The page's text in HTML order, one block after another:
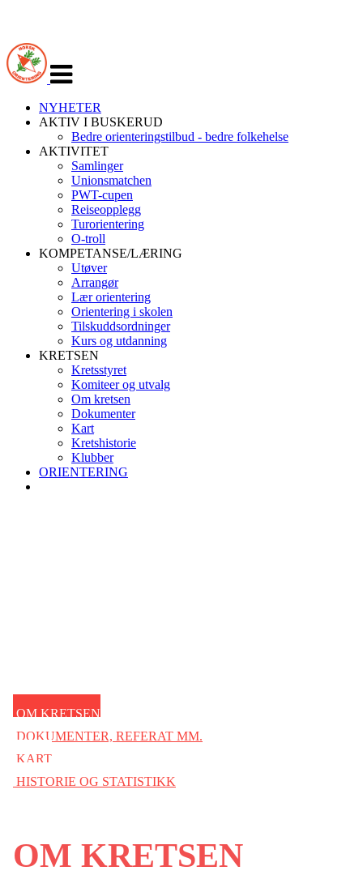
navigasjon
NYHETER
AKTIV I BUSKERUD
Bedre orienteringstilbud - bedre folkehelse
AKTIVITET
Samlinger
Unionsmatchen
PWT-cupen
Reiseopplegg
Turorientering
O-troll
KOMPETANSE/LÆRING
Utøver
Arrangør
Lær orientering
Orientering i skolen
Tilskuddsordninger
Kurs og utdanning
KRETSEN
Kretsstyret
Komiteer og utvalg
Om kretsen
Dokumenter
Kart
Kretshistorie
Klubber
ORIENTERING
OM KRETSEN
DOKUMENTER, REFERAT MM.
KART
HISTORIE OG STATISTIKK
OM KRETSEN